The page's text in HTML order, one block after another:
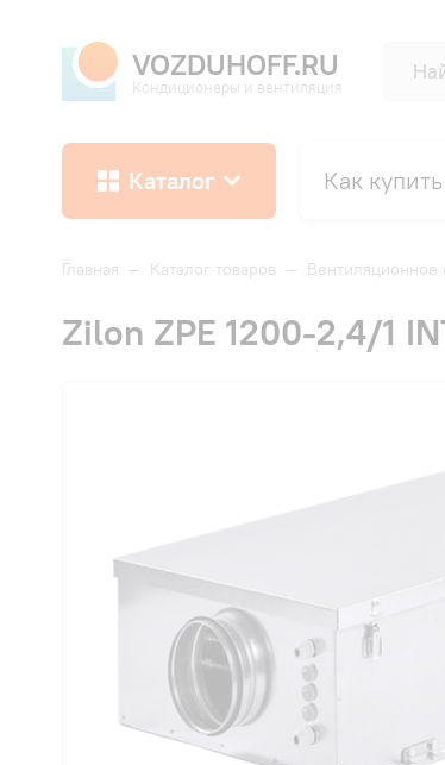
VOZDUHOFF.RU
Кондиционеры и вентиляция
Каталог Как купить
Главная — Каталог товаров — Вентиляционное
Zilon ZPE 1200-2,4/1